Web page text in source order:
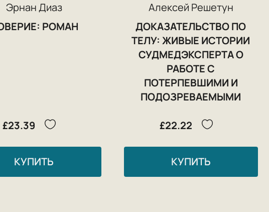
Эрнан Диаз
РОМАН
£23.39
КУПИТЬ
Алексей Решетун
ДОКАЗАТЕЛЬСТВО ПО
ТЕЛУ: ЖИВЫЕ ИСТОРИИ
СУДМЕДЭКСПЕРТА О
РАБОТЕ С
ПОТЕРПЕВШИМИ И
ПОДОЗРЕВАЕМЫМИ
£22.22
КУПИТЬ